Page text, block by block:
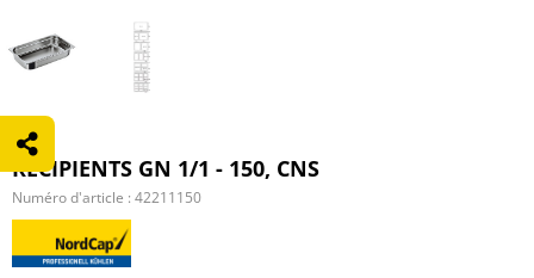
RÉCIPIENTS GN 1/1 - 150, CNS
Numéro d'article : 42211150